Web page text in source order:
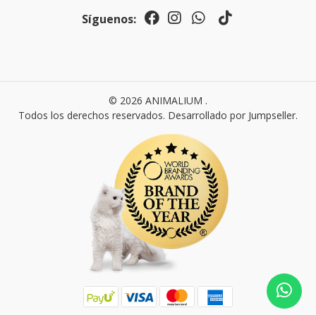
Síguenos:
© 2026 ANIMALIUM .
Todos los derechos reservados. Desarrollado por Jumpseller.